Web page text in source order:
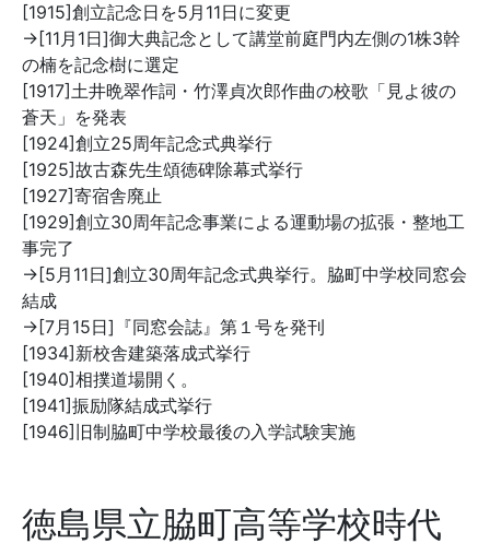
[1915]創立記念日を5月11日に変更
→[11月1日]御大典記念として講堂前庭門内左側の1株3幹
の楠を記念樹に選定
[1917]土井晩翠作詞・竹澤貞次郎作曲の校歌「見よ彼の
蒼天」を発表
[1924]創立25周年記念式典挙行
[1925]故古森先生頌徳碑除幕式挙行
[1927]寄宿舎廃止
[1929]創立30周年記念事業による運動場の拡張・整地工
事完了
→[5月11日]創立30周年記念式典挙行。脇町中学校同窓会
結成
→[7月15日]『同窓会誌』第１号を発刊
[1934]新校舎建築落成式挙行
[1940]相撲道場開く。
[1941]振励隊結成式挙行
[1946]旧制脇町中学校最後の入学試験実施
徳島県立脇町高等学校時代